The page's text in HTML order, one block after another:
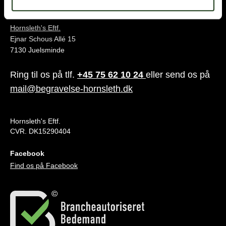
Hornsleth's Eftf.
Ejnar Schous Allé 15
7130 Juelsminde
Ring til os på tlf. +45 75 62 10 24 eller send os på
mail@begravelse-hornsleth.dk
Hornsleth's Eftf.
CVR. DK15290404
Facebook
Find os på Facebook